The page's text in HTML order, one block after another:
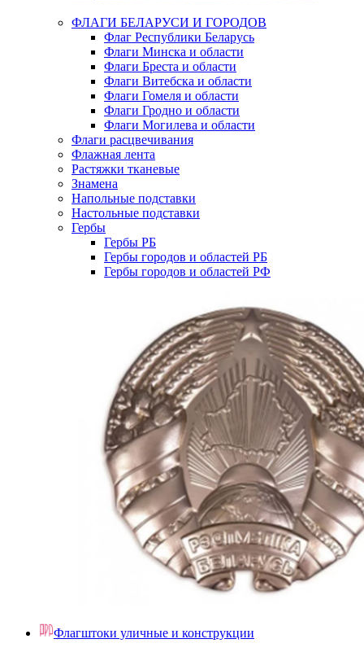
ФЛАГИ БЕЛАРУСИ И ГОРОДОВ
Флаг Республики Беларусь
Флаги Минска и области
Флаги Бреста и области
Флаги Витебска и области
Флаги Гомеля и области
Флаги Гродно и области
Флаги Могилева и области
Флаги расцвечивания
Флажная лента
Растяжки тканевые
Знамена
Напольные подставки
Настольные подставки
Гербы
Гербы РБ
Гербы городов и областей РБ
Гербы городов и областей РФ
Флагштоки уличные и конструкции